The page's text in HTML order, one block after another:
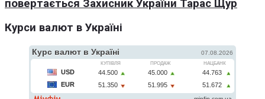
повертається Захисник України Тарас Щур
Курси валют в Україні